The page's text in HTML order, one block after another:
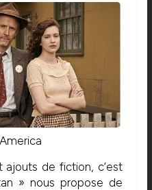
ajouts de fiction, c’est
» nous propose de